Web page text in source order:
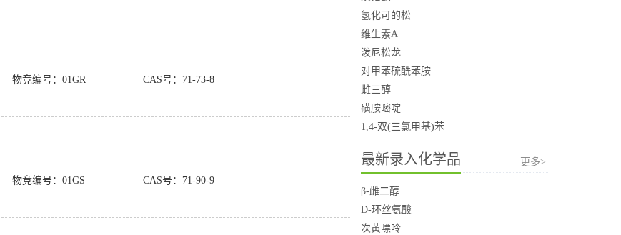
物竞编号：01GR CAS号：71-73-8
物竞编号：01GS CAS号：71-90-9
氢化可的松
维生素A
泼尼松龙
对甲苯硫酰苯胺
雌三醇
磺胺嘧啶
1,4-双(三氯甲基)苯
最新录入化学品 更多>
β-雌二醇
D-环丝氨酸
次黄嘌呤